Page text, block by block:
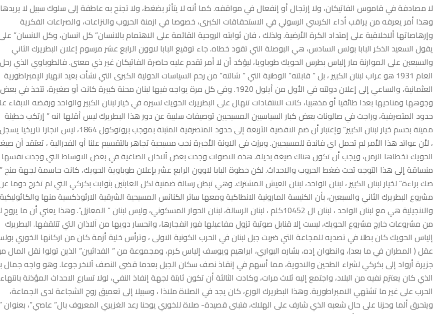
لا مصادفة في قاموس الفاتيكان، ولا إرتجال أو إنفعال في مواقفه. كما أنه لا يتأثر بضغط، ولا تجنح به عاطفة إلى سلوك سبيل لا
وهذا أمر يعرفه من يراقب أداء الكرسي الرسولي في الاستحقاقات الكبرى، خصوصا في ازمنة الحروب والنزاعات، والصراعات الفكرية
وإرهاصاتها ألاخلاقية على إمتداد الكرة الأرضية. ولذلك ، فان ثوابته الروحية القائمة على الاهتمام بالانسان” كل انسان، وكل الانسان”
يقول السعيد الذكر البابا بولس السادس، هي البوصلة التي تقود خطاه. جاء توقيع البابا لاوون الرابع عشر مرسوم إعلان البطريرك الثاني
والسبعين على الموارنة مار إلياس بطرس الحويك طوباويا، ليؤكد أن لا أمر تقدم عليه حاضرة الفاتيكان غير ذي معنى. فالطوباوي الذي رحل
العام 1931 هو عراب لبنان الكبير ، بل ” قابلته” الوطنية التي ” شالته” من رحم السياسات الدولية الكبرى التي نشأت بعيد انهيار الإمبراطورية
العثمانية، والساعي إلى إعلان دولته في الأول من أيلول 1920. وفي كل مرة يواجه فيها لبنان محنة كبيرة كانت أو صغيرة، تتخذ في بعض
وجوهها ومناحيها بعدا طائفيا أو مذهبيا، كانت الانتقادات تنهال على البطريرك الحويك لسيره في خيار لبنان الكبير والواحد ورفضه الابقاء
حدود المتصرفية، وراجت في صالونات بعض كبار السياسيين المسيحيين توصيفات سلبية عن دور هذا البطريرك ليس أقلها انه ” إرتكب خطيئة
مميتة بحسم خيار لبنان الكبير” وإعتبار أن ضم الاقضية الأربعة إلى حدود المتصرفية المثبتة بموجب بروتوكول 1864، ليس
، لأن عوائد هذا الأمر لم تحمل اي فائدة للمسيحيين. وبرزت في آلاونة الأخيرة نخب مسيحية تجاهر بالتقسيم علنا أو الفدرالية ، تعتقد أن
الحويك تخطاها الزمن، ويجب أن تكون هناك صيغة بديلة. هذه الاصوات وجدت بعض آلاذان الصاغية في بعض الاوساط التي وجدت نفسها
منساقة إلى هذا التوجه تحت ضغط الحروب والاحداث. لكن خطوة البابا لاوون الرابع عشر بإعلان طوباوية الحويك، كانت حاسمة لجهة منح ”
صك براءة” لخيار لبنان الكبير ، لبنان الواحد، لبنان العيش المشترك. وهي تبطن رسالة ضمنية لكل العابثين بثوابت بكركي التي لم تخرج دوما
مشروع البطريرك الثاني والسبعين، بأن الكنيسة المارونية الانطاكية ومعها سائر الكنائس المسيحية الشرقية الارثوذكسية منها والكاثوليكية
والانجيلية هي مع لبنان الواحد ، لبنان ال 10452كلم ، لبنان الرسالة، لبنان الحوار المسكوني، وليس لبنان ” المعازل”. وهذا يعني أن ما
من مشروعات خارج مشروع الحويك، ليست إلا قنابل صوتية تزول مفاعيلها فور انفجارها، وانحسار دويها من آلاذان التي تتلقفها. البطريرك
إلياس الحويك كان بطلا في تصديه للمجاعة التي ضربت جبل لبنان في الحرب الكونية الاولى ، وترأس خلية أزمة كان من اركانها الخوري
عقل ( المطران في ما بعد)، وانطوان إده، بشاره البواري، ابراهيم ويوسف إلياس كرم، ومجموعة من ” الفدائيين” الذين تولوا نقل المال
جزيرة أرواد إلى بكركي لشراء الطحين والادوية، مما أسهم في إنقاذ نصف سكان الجبل بعدما قضى النصف آلاخر جوعا. وهو واجه جمال
الذي كان يعتزم نفيه من البلاد، واجتمع إليه ثلاث مرات، وكادت الثالثة أن تكون ثابتة لجهة إنفاذ النفي، لولا تسارع الاحداث المؤذنة بانتهاء
الحرب على غير ما تشتهي الامبراطورية. وهذا البطريرك الورع، كان يجد في الصلاة ملاذا ، وسبيلا إلى تعميق روح الشجاعة لدى الجماعة،
ويتحرق ألما وحزنا على حال شعبه الذي شارف على الهلاك، فتبنى قصيدة- صلاة للخوري يوحنا رعد الغزيري المعروف بال” عاصي”، بعنوان ”